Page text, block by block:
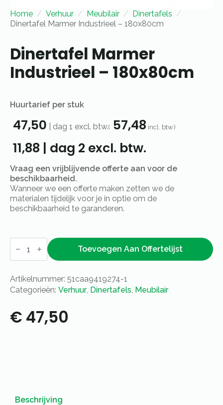
Home Verhuur Meubilair
Dinertafels
Dinertafel Marmer Industrieel – 180x80cm
Dinertafel Marmer
Industrieel – 180x80cm
Huurtarief per stuk
47,50 dag 1 excl. btw.( 57,48 incl. btw.)
11,88 | dag 2 excl. btw.
Vraag een vrijblijvende offerte aan voor de
beschikbaarheid.
Wanneer we een offerte maken zetten we de
materialen tijdelijk voor je in optie om de
beschikbaarheid te garanderen.
Dinertafel
Marmer
Industrieel
aantal
Toevoegen Aan Offertelijst
Artikelnummer: 51caa9419274-1
Categorieën: Verhuur, Dinertafels Meubilair
€ 47,50
Beschrijving